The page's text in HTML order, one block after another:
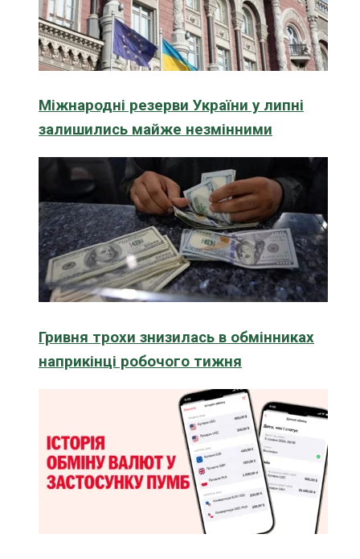
Міжнародні резерви України у липні
залишились майже незмінними
Гривня трохи знизилась в обмінниках
наприкінці робочого тижня